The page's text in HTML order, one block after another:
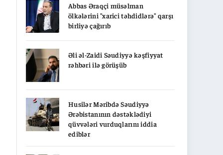
Abbas Əraqçi müsəlman
ölkələrini "xarici təhdidlərə" qarşı
birliyə çağırıb
Əli əl-Zaidi Səudiyyə kəşfiyyat
rəhbəri ilə görüşüb
Husilər Məribdə Səudiyyə
Ərəbistanının dəstəklədiyi
qüvvələri vurduqlarını iddia
ediblər